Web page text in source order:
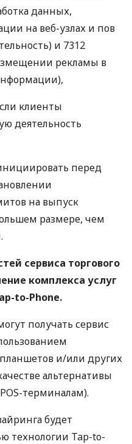
данных,
на веб-узлах и пов
и 7312
рекламы в
клиенты
деятельность
перед
на выпуск
размере, чем
сервиса торгового
комплекса услуг
to-Phone.
получать сервис
и/или других
альтернативы
терминалам).
будет
технологии Tap-to-